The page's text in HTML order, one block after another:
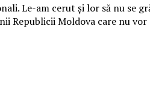
Le-am cerut şi lor să nu se
Republicii Moldova care nu